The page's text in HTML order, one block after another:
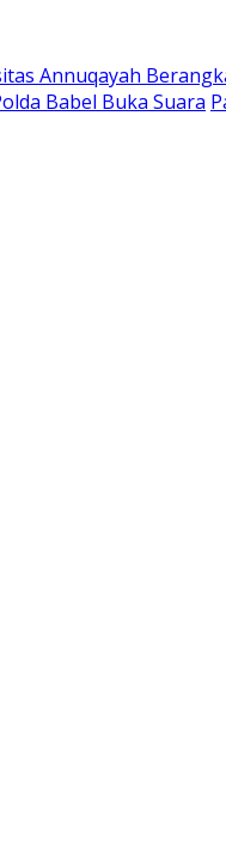
Annuqayah
Babel Buka Suara